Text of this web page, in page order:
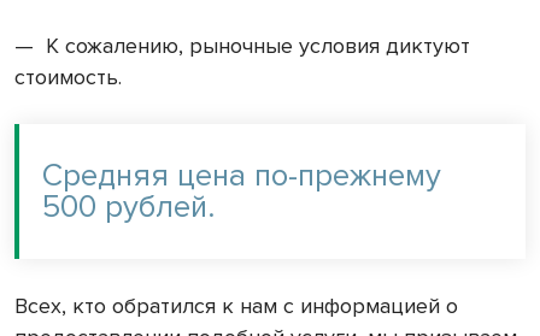
— К сожалению, рыночные условия диктуют
стоимость.
Средняя цена по-прежнему
500 рублей.
Всех, кто обратился к нам с информацией о